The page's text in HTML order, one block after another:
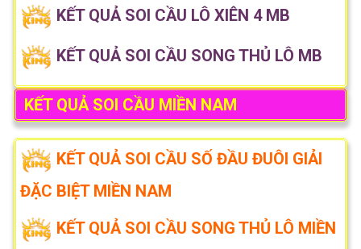
KẾT QUẢ SOI CẦU LÔ XIÊN 4 MB
KẾT QUẢ SOI CẦU SONG THỦ LÔ MB
KẾT QUẢ SOI CẦU MIỀN NAM
KẾT QUẢ SOI CẦU SỐ ĐẦU ĐUÔI GIẢI
ĐẶC BIỆT MIỀN NAM
KẾT QUẢ SOI CẦU SONG THỦ LÔ MIỀN